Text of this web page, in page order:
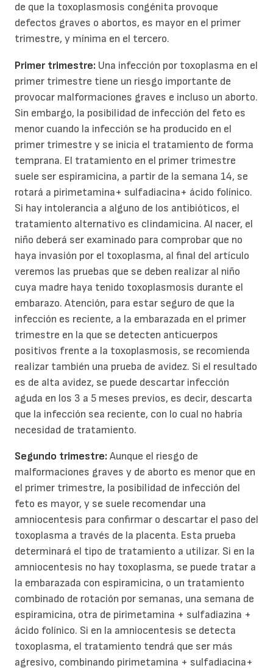
de que la toxoplasmosis congénita provoque
defectos graves o abortos, es mayor en el primer
trimestre, y mínima en el tercero.
Primer trimestre: Una infección por toxoplasma en el
primer trimestre tiene un riesgo importante de
provocar malformaciones graves e incluso un aborto.
Sin embargo, la posibilidad de infección del feto es
menor cuando la infección se ha producido en el
primer trimestre y se inicia el tratamiento de forma
temprana. El tratamiento en el primer trimestre
suele ser espiramicina, a partir de la semana 14, se
rotará a pirimetamina+ sulfadiacina+ ácido folínico.
Si hay intolerancia a alguno de los antibióticos, el
tratamiento alternativo es clindamicina. Al nacer, el
niño deberá ser examinado para comprobar que no
haya invasión por el toxoplasma, al final del artículo
veremos las pruebas que se deben realizar al niño
cuya madre haya tenido toxoplasmosis durante el
embarazo. Atención, para estar seguro de que la
infección es reciente, a la embarazada en el primer
trimestre en la que se detecten anticuerpos
positivos frente a la toxoplasmosis, se recomienda
realizar también una prueba de avidez. Si el resultado
es de alta avidez, se puede descartar infección
aguda en los 3 a 5 meses previos, es decir, descarta
que la infección sea reciente, con lo cual no habría
necesidad de tratamiento.
Segundo trimestre: Aunque el riesgo de
malformaciones graves y de aborto es menor que en
el primer trimestre, la posibilidad de infección del
feto es mayor, y se suele recomendar una
amniocentesis para confirmar o descartar el paso del
toxoplasma a través de la placenta. Esta prueba
determinará el tipo de tratamiento a utilizar. Si en la
amniocentesis no hay toxoplasma, se puede tratar a
la embarazada con espiramicina, o un tratamiento
combinado de rotación por semanas, una semana de
espiramicina, otra de pirimetamina + sulfadiazina +
ácido folínico. Si en la amniocentesis se detecta
toxoplasma, el tratamiento tendrá que ser más
agresivo, combinando pirimetamina + sulfadiacina+